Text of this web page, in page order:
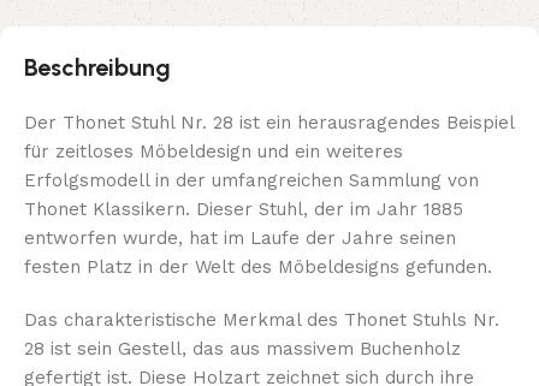
Beschreibung
Der Thonet Stuhl Nr. 28 ist ein herausragendes Beispiel
für zeitloses Möbeldesign und ein weiteres
Erfolgsmodell in der umfangreichen Sammlung von
Thonet Klassikern. Dieser Stuhl, der im Jahr 1885
entworfen wurde, hat im Laufe der Jahre seinen
festen Platz in der Welt des Möbeldesigns gefunden.
Das charakteristische Merkmal des Thonet Stuhls Nr.
28 ist sein Gestell, das aus massivem Buchenholz
gefertigt ist. Diese Holzart zeichnet sich durch ihre